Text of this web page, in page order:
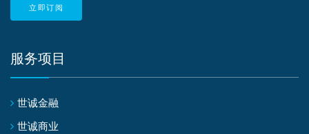
立即订阅
服务项目
世诚金融
世诚商业